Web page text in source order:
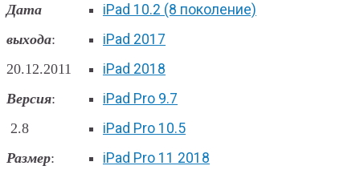
iPad 10.2 (8 поколение)
iPad 2017
iPad 2018
iPad Pro 9.7
iPad Pro 10.5
iPad Pro 11 2018
Дата
выхода:
20.12.2011
Версия:
2.8
Размер: